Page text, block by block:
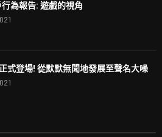
為報告: 遊戲的視角
式登場! 從默默無聞地發展至聲名大噪